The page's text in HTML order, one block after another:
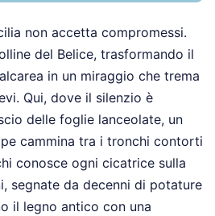
non accetta compromessi.
del Belice, trasformando il
in un miraggio che trema
Qui, dove il silenzio è
delle foglie lanceolate, un
cammina tra i tronchi contorti
conosce ogni cicatrice sulla
segnate da decenni di potature
il legno antico con una